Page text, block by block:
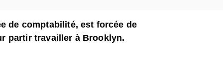
de comptabilité, est forcée de
partir travailler à Brooklyn.